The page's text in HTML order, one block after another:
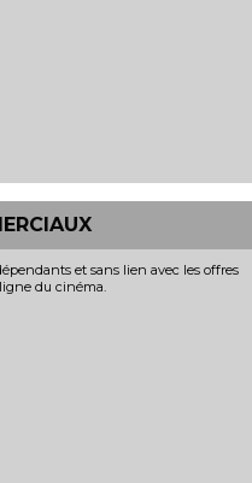
et sans lien avec les offres
du cinéma.